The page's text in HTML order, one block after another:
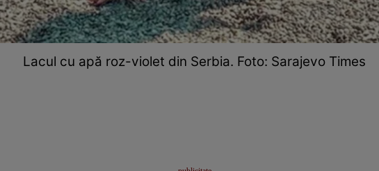
Lacul cu apă roz-violet din Serbia. Foto: Sarajevo Times